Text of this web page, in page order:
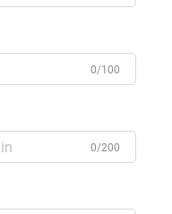
0/100
0/200